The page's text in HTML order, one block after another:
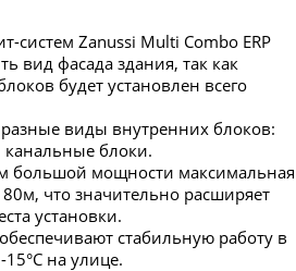
систем Zanussi Multi Combo ERP
вид фасада здания, так как
будет установлен всего
виды внутренних блоков:
канальные блоки.
большой мощности максимальная
80м, что значительно расширяет
установки.
стабильную работу в
на улице.